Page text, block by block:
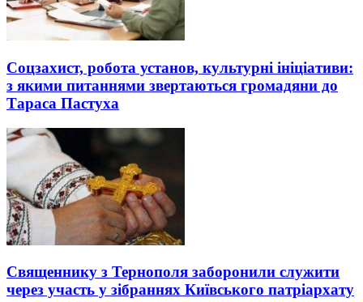
Соцзахист, робота установ, культурні ініціативи:
з якими питаннями звертаються громадяни до
Тараса Пастуха
Священнику з Тернополя заборонили служити
через участь у зібраннях Київського патріархату